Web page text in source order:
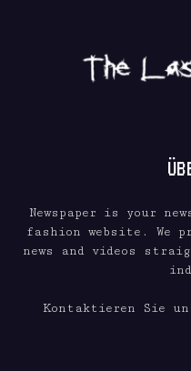
Newspaper is your
fashion website. We
news and videos
Kontaktieren Sie